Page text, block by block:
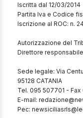
Iscritta dal 12/03/2014
Partita Iva e Codice
Iscrizione al ROC: n.
Autorizzazione del
Direttore
Sede legale: Via
95128 CATANIA
Tel. 095 507701 -
E-mail:
Pec: